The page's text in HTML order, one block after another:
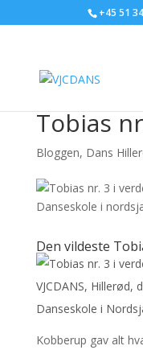
+45 51
Tobias
Bloggen, Dans
Den vildeste
Kobberup gav alt